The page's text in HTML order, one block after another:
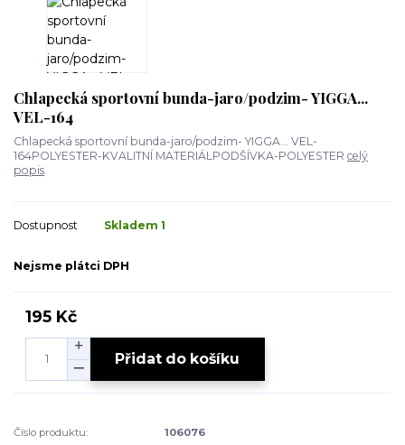
Chlapecká sportovní bunda-jaro/podzim- YIGGA...
VEL-164
Chlapecká sportovní bunda-jaro/podzim- YIGGA... VEL-
164POLYESTER-KVALITNÍ MATERIÁLPODŠÍVKA-POLYESTER celý
popis
Dostupnost Skladem 1
Nejsme plátci DPH
195 Kč
Přidat do košíku
Číslo produktu:
106076